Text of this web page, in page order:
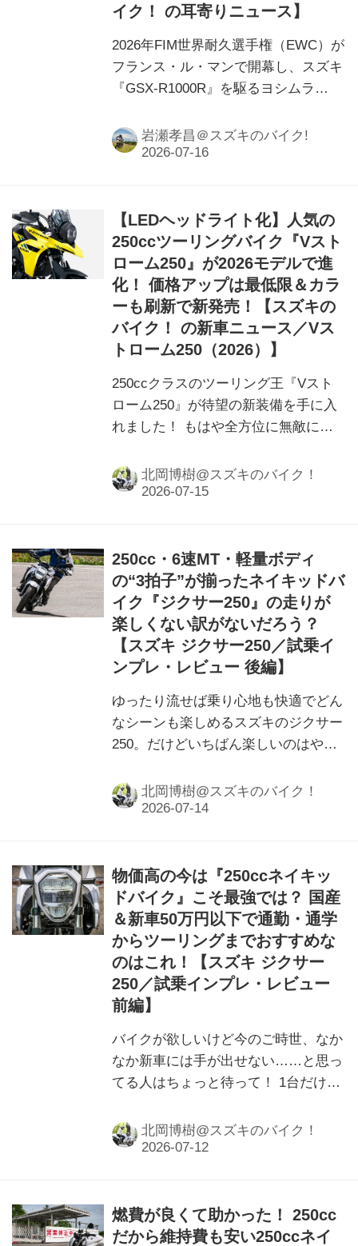
イク！ の耳寄りニュース】
2026年FIM世界耐久選手権（EWC）が
フランス・ル・マンで開幕し、スズキ
『GSX-R1000R』を駆るヨシムラ
末、2位表彰台を獲得！過酷な24時間
を戦い抜いたレースの模様を振り返り
岩瀬孝昌＠スズキのバイク!
【LEDヘッドライト化】人気の
250ccツーリングバイク『Vスト
ローム250』が2026モデルで進
化！ 価格アップは最低限＆カラ
ーも刷新で新発売！【スズキの
バイク！ の新車ニュース／Vス
トローム250（2026）】
250ccクラスのツーリング王『Vスト
ローム250』が待望の新装備を手に入
れました！ もはや全方位に無敵にな
北岡博樹@スズキのバイク！
250cc・6速MT・軽量ボディ
の“3拍子”が揃ったネイキッドバ
イク『ジクサー250』の走りが
楽しくない訳がないだろう？
【スズキ ジクサー250／試乗イ
ンプレ・レビュー 後編】
ゆったり流せば乗り心地も快適でどん
なシーンも楽しめるスズキのジクサー
250。だけどいちばん楽しいのはやっ
北岡博樹@スズキのバイク！
物価高の今は『250ccネイキッ
ドバイク』こそ最強では？ 国産
＆新車50万円以下で通勤・通学
からツーリングまでおすすめな
のはこれ！【スズキ ジクサー
250／試乗インプレ・レビュー
前編】
バイクが欲しいけど今のご時世、なか
なか新車には手が出せない……と思っ
てる人はちょっと待って！ 1台だけ
北岡博樹@スズキのバイク！
燃費が良くて助かった！ 250cc
だから維持費も安い250ccネイ